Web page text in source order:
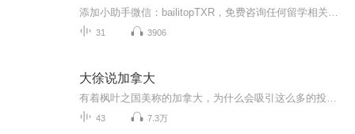
31 3906
大徐说加拿大
43 7.3万